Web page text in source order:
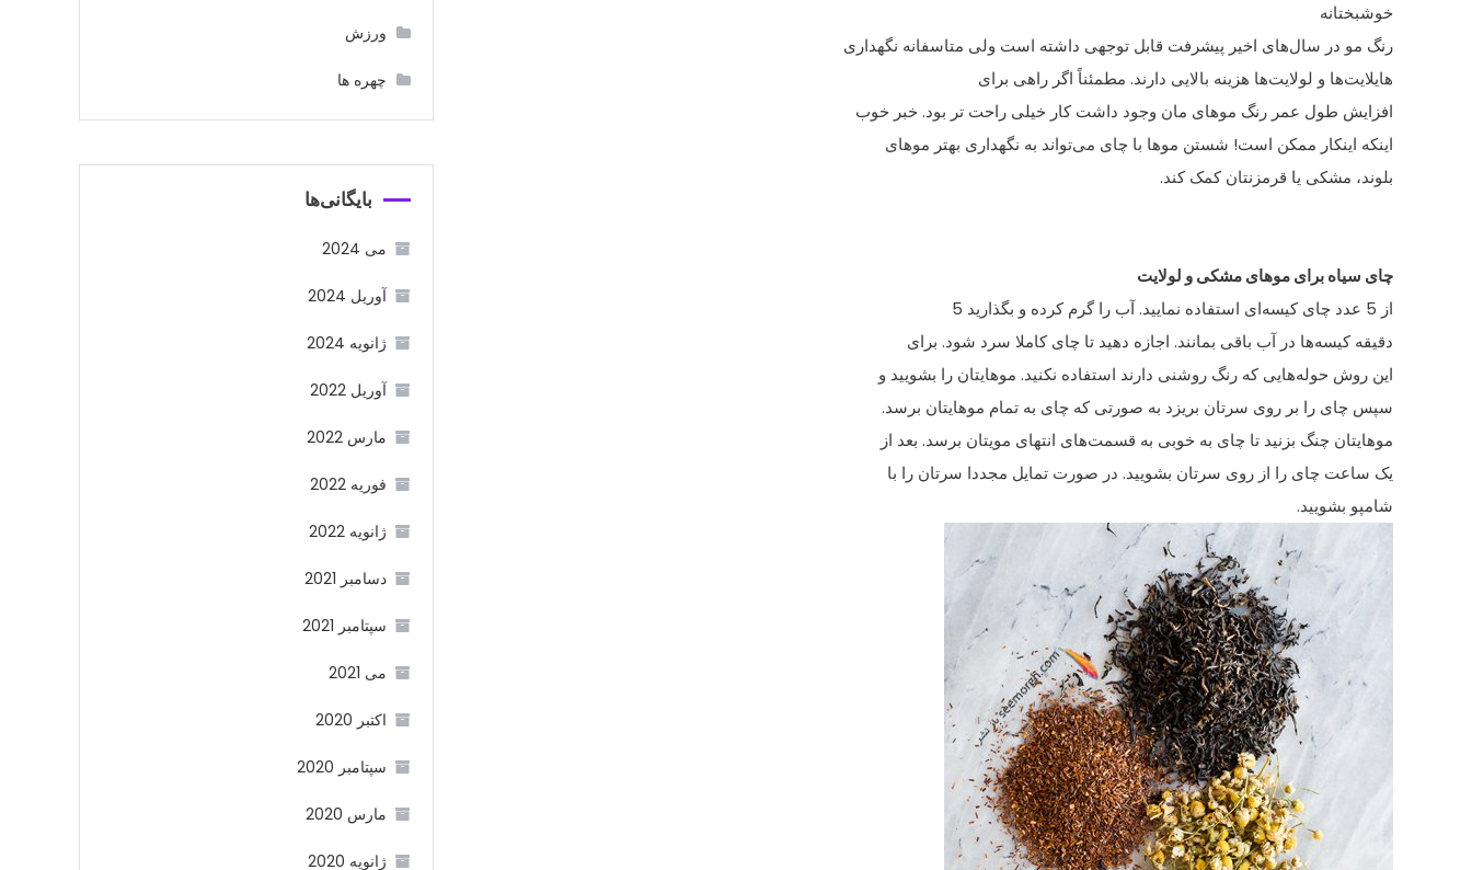
خوشبختانه
رنگ مو در سال‌های اخیر پیشرفت قابل توجهی داشته است ولی متاسفانه نگهداری
هایلایت‌ها و لولایت‌ها هزینه‌ بالایی دارند. مطمئناً اگر راهی برای
افزایش طول عمر رنگ موهای مان وجود داشت کار خیلی راحت تر بود. خبر خوب
اینکه اینکار ممکن است! شستن موها با چای می‌تواند به نگهداری بهتر موهای
بلوند، مشکی یا قرمزنتان کمک کند.
چای سیاه برای موهای مشکی و لولایت
از 5 عدد چای کیسه‌ای استفاده نمایید. آب را گرم کرده و بگذارید 5
دقیقه کیسه‌ها در آب باقی بمانند. اجازه دهید تا چای کاملا سرد شود. برای
این روش حوله‌هایی که رنگ روشنی دارند استفاده نکنید. موهایتان را بشویید و
سپس چای را بر روی سرتان بریزد به صورتی که چای به تمام موهایتان برسد.
موهایتان چنگ بزنید تا چای به خوبی به قسمت‌های انتهای مویتان برسد. بعد از
یک ساعت چای را از روی سرتان بشویید. در صورت تمایل مجددا سرتان را با
شامپو بشویید.
ورزش
چهره ها
بایگانی‌ها
می 2024
آوریل 2024
ژانویه 2024
آوریل 2022
مارس 2022
فوریه 2022
ژانویه 2022
دسامبر 2021
سپتامبر 2021
می 2021
اکتبر 2020
سپتامبر 2020
مارس 2020
ژانویه 2020